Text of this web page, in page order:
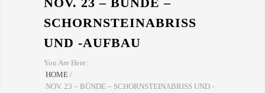
SCHORNSTEINABRISS
UND -AUFBAU
You Are Here:
HOME /
NOV. 23 – BÜNDE – SCHORNSTEINABRISS UND -